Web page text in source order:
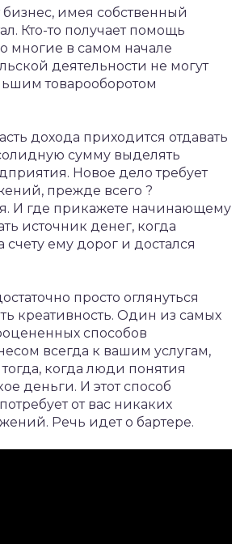
бизнес, имея собственный
Кто-то получает помощь
многие в самом начале
деятельности не могут
товарооборотом
дохода приходится отдавать
сумму выделять
Новое дело требует
прежде всего ?
И где прикажете начинающему
источник денег, когда
ему дорог и достался
просто оглянуться
креативность. Один из самых
способов
всегда к вашим услугам,
когда люди понятия
деньги. И этот способ
от вас никаких
Речь идет о бартере.